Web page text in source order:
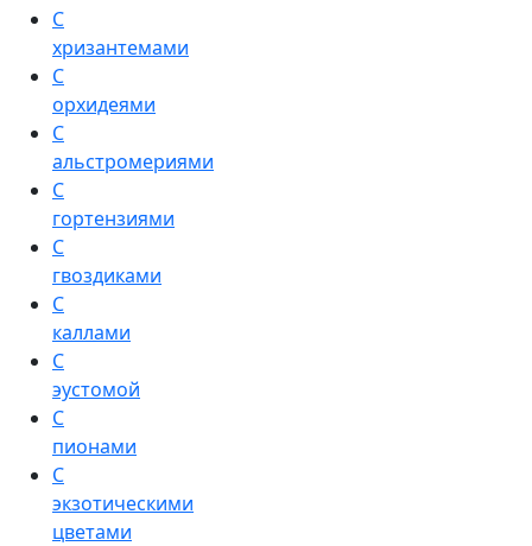
С
хризантемами
С
орхидеями
С
альстромериями
С
гортензиями
С
гвоздиками
С
каллами
С
эустомой
С
пионами
С
экзотическими
цветами